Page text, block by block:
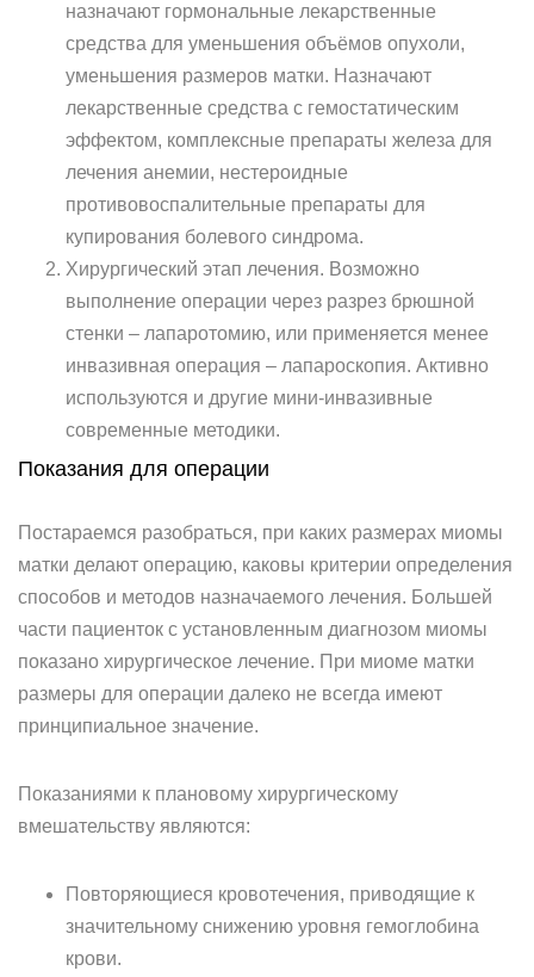
назначают гормональные лекарственные
средства для уменьшения объёмов опухоли,
уменьшения размеров матки. Назначают
лекарственные средства с гемостатическим
эффектом, комплексные препараты железа для
лечения анемии, нестероидные
противовоспалительные препараты для
купирования болевого синдрома.
Хирургический этап лечения. Возможно
выполнение операции через разрез брюшной
стенки – лапаротомию, или применяется менее
инвазивная операция – лапароскопия. Активно
используются и другие мини-инвазивные
современные методики.
Показания для операции
Постараемся разобраться, при каких размерах миомы
матки делают операцию, каковы критерии определения
способов и методов назначаемого лечения. Большей
части пациенток с установленным диагнозом миомы
показано хирургическое лечение. При миоме матки
размеры для операции далеко не всегда имеют
принципиальное значение.
Показаниями к плановому хирургическому
вмешательству являются:
Повторяющиеся кровотечения, приводящие к
значительному снижению уровня гемоглобина
крови.